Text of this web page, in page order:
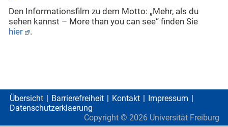
Den Informationsfilm zu dem Motto: „Mehr, als du
sehen kannst – More than you can see“ finden Sie
hier
.
Übersicht Barrierefreiheit Kontakt
Impressum
Datenschutzerklaerung
Copyright © 2026 Universität Freiburg